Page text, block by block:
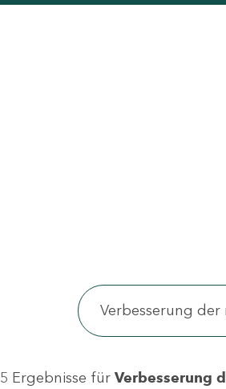
5 Ergebnisse für Verbesserung